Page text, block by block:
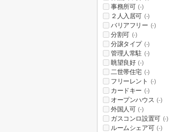
事務所可 (-)
２人入居可 (-)
バリアフリー (-)
分割可 (-)
分譲タイプ (-)
管理人常駐 (-)
眺望良好 (-)
二世帯住宅 (-)
フリーレント (-)
カードキー (-)
オープンハウス (-)
外国人可 (-)
ガスコンロ設置可 (-)
ルームシェア可 (-)